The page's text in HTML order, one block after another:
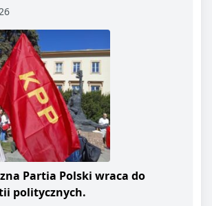
Partia Polski wraca do
politycznych.